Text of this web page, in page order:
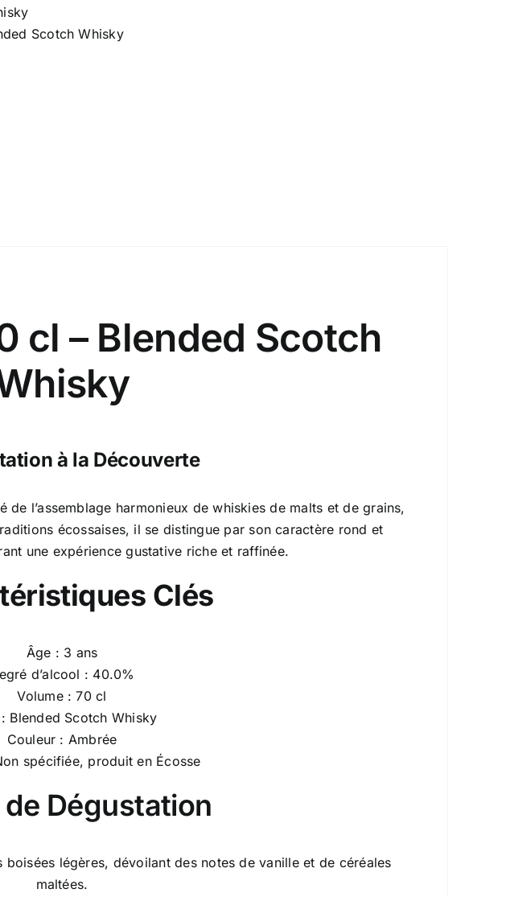
Scotch Whisky
cl – Blended Scotch
à la Découverte
l’assemblage harmonieux de whiskies de malts et de grains,
écossaises, il se distingue par son caractère rond et
une expérience gustative riche et raffinée.
Clés
Âge : 3 ans
d’alcool : 40.0%
Volume : 70 cl
Blended Scotch Whisky
Couleur : Ambrée
spécifiée, produit en Écosse
Dégustation
légères, dévoilant des notes de vanille et de céréales
maltées.